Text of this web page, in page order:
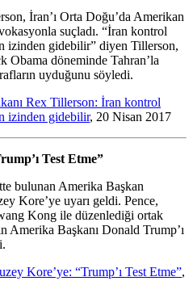
İran’ı Orta Doğu’da Amerikan
suçladı. “İran kontrol
izinden gidebilir” diyen Tillerson,
Obama döneminde Tahran’la
uyduğunu söyledi.
Rex Tillerson: İran kontrol
izinden gidebilir, 20 Nisan 2017
Test Etme”
bulunan Amerika Başkan
Kore’ye uyarı geldi. Pence,
Kong ile düzenlediği ortak
Amerika Başkanı Donald Trump’ı
Kore’ye: “Trump’ı Test Etme”,